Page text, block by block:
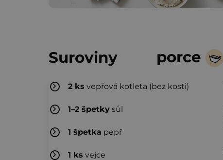
Suroviny porce
2 ks vepřová kotleta (bez kosti)
1–2 špetky sůl
1 špetka pepř
1 ks vejce